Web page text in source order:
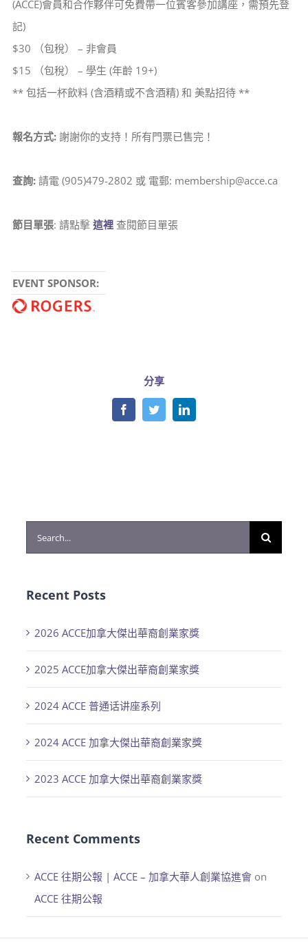
(ACCE)會員和合作夥伴可免費帶一位賓客參加講座，需預先登
記)
$30 （包稅） – 非會員
$15 （包稅） – 學生 (年齡 19+)
** 包括一杯飲料 (含酒精或不含酒精) 和 美點招待 **
報名方式: 謝謝你的支持！所有門票已售完！
查詢:請電 (905)479-2802 或 電郵: membership@acce.ca
節目單張: 請點擊 這裡 查閱節目單張
EVENT SPONSOR:
分享
FacebookTwitterLinkedIn
Search
for:
Recent Posts
2026 ACCE加拿大傑出華裔創業家獎
2025 ACCE加拿大傑出華裔創業家獎
2024 ACCE 普通话讲座系列
2024 ACCE 加拿大傑出華裔創業家獎
2023 ACCE 加拿大傑出華裔創業家獎
Recent Comments
ACCE 往期公報 | ACCE – 加拿大華人創業協進會on
ACCE 往期公報